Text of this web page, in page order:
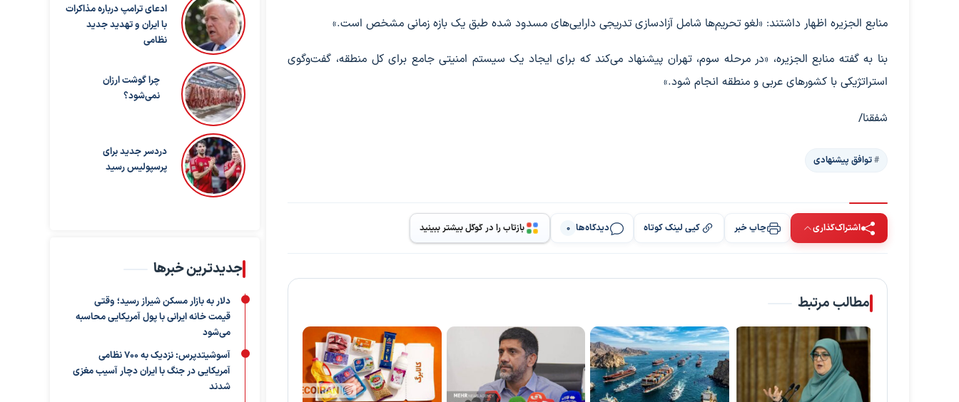
منابع الجزیره اظهار داشتند: «لغو تحریم‌ها شامل آزادسازی تدریجی دارایی‌های مسدود شده طبق یک بازه زمانی مشخص است.»
بنا به گفته منابع الجزیره، «در مرحله سوم، تهران پیشنهاد می‌کند که برای ایجاد یک سیستم امنیتی جامع برای کل منطقه، گفت‌وگوی
استراتژیکی با کشورهای عربی و منطقه انجام شود.»
شفقنا/
توافق پیشنهادی
اشتراک‌گذاری چاپ خبر کپی لینک کوتاه دیدگاه‌ها 0 بازتاب را در گوگل بیشتر ببینید
مطالب مرتبط
ادعای ترامپ درباره مذاکرات
با ایران و تهدید جدید
نظامی
چرا گوشت ارزان
نمی‌شود؟
دردسر جدید برای
پرسپولیس رسید
جدیدترین خبرها
دلار به بازار مسکن شیراز رسید؛ وقتی
قیمت خانه ایرانی با پول آمریکایی محاسبه
می‌شود
آسوشیتدپرس: نزدیک به ۷۰۰ نظامی
آمریکایی در جنگ با ایران دچار آسیب مغزی
شدند